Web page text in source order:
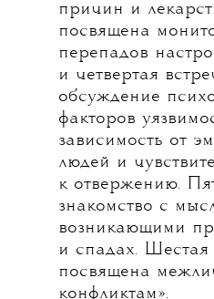
причин и
посвящена
перепадов
и четвертая
обсуждение
факторов
зависимость от
людей и
к отвержению.
знакомство с
возникающими
и спадах. Шестая
посвящена
конфликтам».